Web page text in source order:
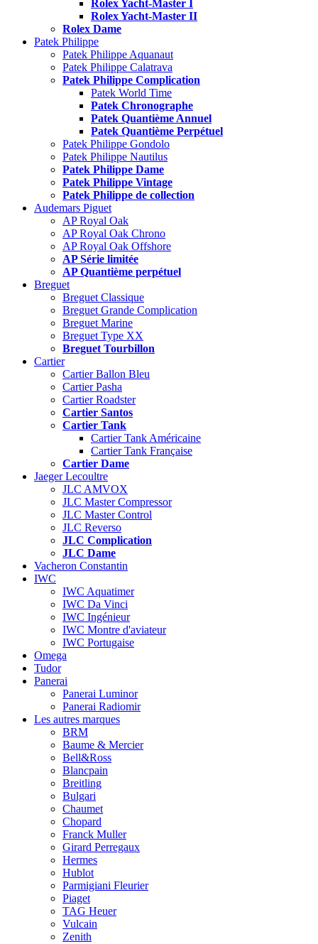
Rolex Yacht-Master I
Rolex Yacht-Master II
Rolex Dame
Patek Philippe
Patek Philippe Aquanaut
Patek Philippe Calatrava
Patek Philippe Complication
Patek World Time
Patek Chronographe
Patek Quantième Annuel
Patek Quantième Perpétuel
Patek Philippe Gondolo
Patek Philippe Nautilus
Patek Philippe Dame
Patek Philippe Vintage
Patek Philippe de collection
Audemars Piguet
AP Royal Oak
AP Royal Oak Chrono
AP Royal Oak Offshore
AP Série limitée
AP Quantième perpétuel
Breguet
Breguet Classique
Breguet Grande Complication
Breguet Marine
Breguet Type XX
Breguet Tourbillon
Cartier
Cartier Ballon Bleu
Cartier Pasha
Cartier Roadster
Cartier Santos
Cartier Tank
Cartier Tank Américaine
Cartier Tank Française
Cartier Dame
Jaeger Lecoultre
JLC AMVOX
JLC Master Compressor
JLC Master Control
JLC Reverso
JLC Complication
JLC Dame
Vacheron Constantin
IWC
IWC Aquatimer
IWC Da Vinci
IWC Ingénieur
IWC Montre d'aviateur
IWC Portugaise
Omega
Tudor
Panerai
Panerai Luminor
Panerai Radiomir
Les autres marques
BRM
Baume & Mercier
Bell&Ross
Blancpain
Breitling
Bulgari
Chaumet
Chopard
Franck Muller
Girard Perregaux
Hermes
Hublot
Parmigiani Fleurier
Piaget
TAG Heuer
Vulcain
Zenith